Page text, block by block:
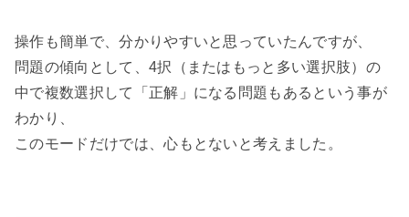
操作も簡単で、分かりやすいと思っていたんですが、
問題の傾向として、4択（またはもっと多い選択肢）の
中で複数選択して「正解」になる問題もあるという事が
わかり、
このモードだけでは、心もとないと考えました。